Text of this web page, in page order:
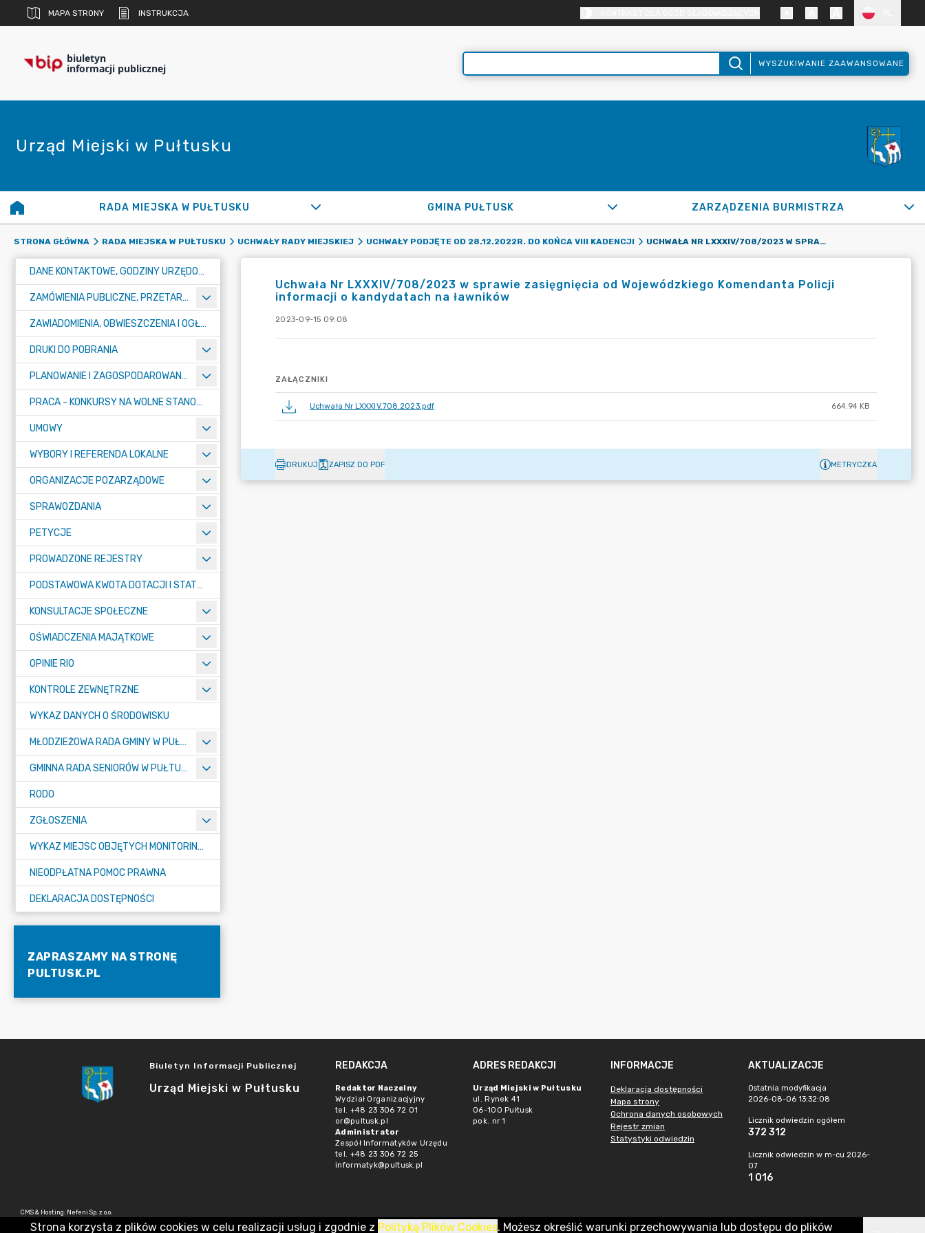
MAPA STRONY INSTRUKCJA
biuletyn
informacji publicznej WYSZUKIWANIE ZAAWANSOWANE
Urząd Miejski w Pułtusku
RADA MIEJSKA W PUŁTUSKU GMINA PUŁTUSK ZARZĄDZENIA BURMISTRZA
STRONA GŁÓWNA RADA MIEJSKA W PUŁTUSKU UCHWAŁY RADY MIEJSKIEJ UCHWAŁY PODJĘTE OD 28.12.2022R. DO KOŃCA VIII KADENCJI UCHWAŁA NR LXXXIV/708/2023 W SPRAWIE ZASIĘGNIĘCIA OD WOJEWÓDZKIEGO KOMENDANTA POLICJI INFORMACJI O KANDYDATACH NA ŁAWNIKÓW
DANE KONTAKTOWE, GODZINY URZĘDOWANIA I NUMER KONTA BANKOWEGO
ZAMÓWIENIA PUBLICZNE, PRZETARGI, KONKURSY
ZAWIADOMIENIA, OBWIESZCZENIA I OGŁOSZENIA
DRUKI DO POBRANIA
PLANOWANIE I ZAGOSPODAROWANIE PRZESTRZENNE
PRACA - KONKURSY NA WOLNE STANOWISKA
UMOWY
WYBORY I REFERENDA LOKALNE
ORGANIZACJE POZARZĄDOWE
SPRAWOZDANIA
PETYCJE
PROWADZONE REJESTRY
PODSTAWOWA KWOTA DOTACJI I STATYSTYCZNA LICZBA UCZNIÓW
KONSULTACJE SPOŁECZNE
OŚWIADCZENIA MAJĄTKOWE
OPINIE RIO
KONTROLE ZEWNĘTRZNE
WYKAZ DANYCH O ŚRODOWISKU
MŁODZIEŻOWA RADA GMINY W PUŁTUSKU
GMINNA RADA SENIORÓW W PUŁTUSKU
RODO
ZGŁOSZENIA
WYKAZ MIEJSC OBJĘTYCH MONITORINGIEM
NIEODPŁATNA POMOC PRAWNA
DEKLARACJA DOSTĘPNOŚCI
ZAPRASZAMY NA STRONĘ
PULTUSK.PL
Uchwała Nr LXXXIV/708/2023 w sprawie zasięgnięcia od Wojewódzkiego Komendanta Policji
informacji o kandydatach na ławników
2023-09-15 09:08
ZAŁĄCZNIKI
Uchwała Nr LXXXIV.708.2023.pdf 664.94 KB
DRUKUJ ZAPISZ DO PDF METRYCZKA
Biuletyn Informacji Publicznej
Urząd Miejski w Pułtusku
REDAKCJA
Redaktor Naczelny
Wydział Organizacjyjny
tel. +48 23 306 72 01
or@pultusk.pl
Administrator
Zespół Informatyków Urzędu
tel. +48 23 306 72 25
informatyk@pultusk.pl
ADRES REDAKCJI
Urząd Miejski w Pułtusku
ul. Rynek 41
06-100 Pułtusk
pok. nr 1
INFORMACJE
Deklaracja dostępności
Mapa strony
Ochrona danych osobowych
Rejestr zmian
Statystyki odwiedzin
AKTUALIZACJE
Ostatnia modyfikacja
2026-08-06 13:32:08
Licznik odwiedzin ogółem
372 312
Licznik odwiedzin w m-cu 2026-
07
1 016
CMS & Hosting: Nefeni Sp. z o.o.
Strona korzysta z plików cookies w celu realizacji usług i zgodnie z Polityką Plików Cookies. Możesz określić warunki przechowywania lub dostępu do plików